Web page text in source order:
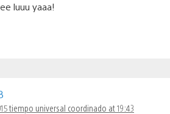
luuu yaaa!
tiempo universal coordinado at 19:43